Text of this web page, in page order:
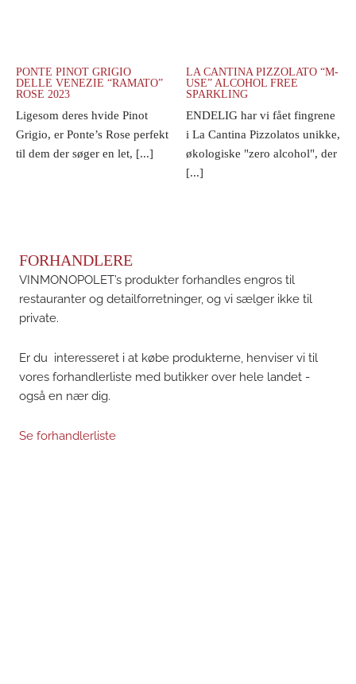
PONTE PINOT GRIGIO
DELLE VENEZIE “RAMATO”
ROSE 2023
Ligesom deres hvide Pinot
Grigio, er Ponte’s Rose perfekt
til dem der søger en let, [...]
LA CANTINA PIZZOLATO “M-
USE” ALCOHOL FREE
SPARKLING
ENDELIG har vi fået fingrene
i La Cantina Pizzolatos unikke,
økologiske "zero alcohol", der
[...]
FORHANDLERE
VINMONOPOLET’s produkter forhandles engros til
restauranter og detailforretninger, og vi sælger ikke til
private.
Er du interesseret i at købe produkterne, henviser vi til
vores forhandlerliste med butikker over hele landet -
også en nær dig.
Se forhandlerliste